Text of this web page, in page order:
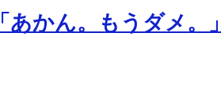
「あかん。もうダメ。